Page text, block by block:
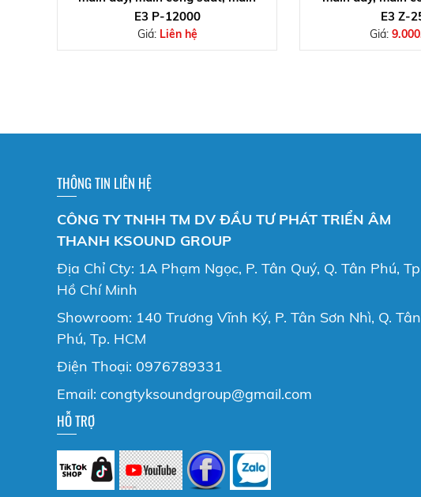
E3 P-12000
Giá: Liên hệ
E3 Z-
Giá:
THÔNG TIN LIÊN HỆ
CÔNG TY TNHH TM DV ĐẦU TƯ PHÁT TRIỂN ÂM
THANH KSOUND GROUP
Địa Chỉ Cty: 1A Phạm Ngọc, P. Tân Quý, Q. Tân Phú,
Hồ Chí Minh
Showroom: 140 Trương Vĩnh Ký, P. Tân Sơn Nhì, Q. Tân
Phú, Tp. HCM
Điện Thoại: 0976789331
Email: congtyksoundgroup@gmail.com
HỖ TRỢ